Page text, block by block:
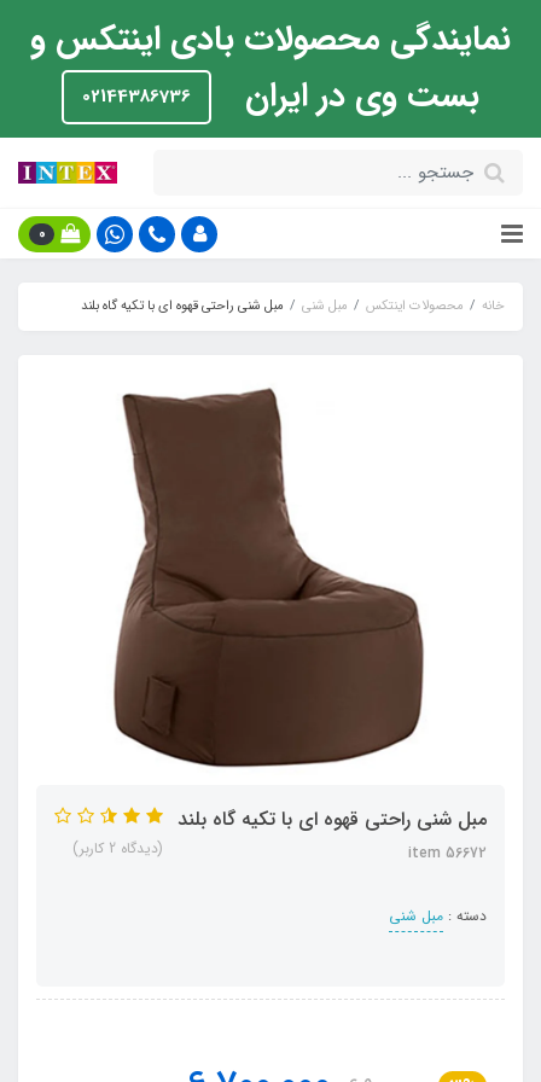
نمایندگی محصولات بادی اینتکس و
بست وی در ایران
02144386736
0
خانه محصولات اینتکس مبل شنی مبل شنی راحتی قهوه ای با تکیه گاه بلند
مبل شنی راحتی قهوه ای با تکیه گاه بلند
item 56672
دسته : مبل شنی
(دیدگاه 2 کاربر)